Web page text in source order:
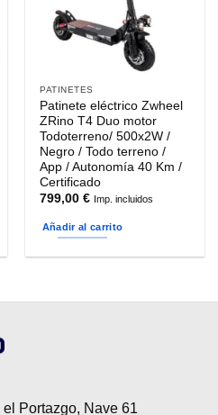
PATINETES
Patinete eléctrico Zwheel
ZRino T4 Duo motor
Todoterreno/ 500x2W /
Negro / Todo terreno /
App / Autonomía 40 Km /
Certificado
799,00€ Imp. incluidos
Añadir al carrito
Portazgo, Nave 61